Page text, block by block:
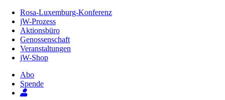
Inhalt
Seite
Rosa-Luxemburg-Konferenz
jW-Prozess
Aktionsbüro
Genossenschaft
Veranstaltungen
jW-Shop
Abo
Spende